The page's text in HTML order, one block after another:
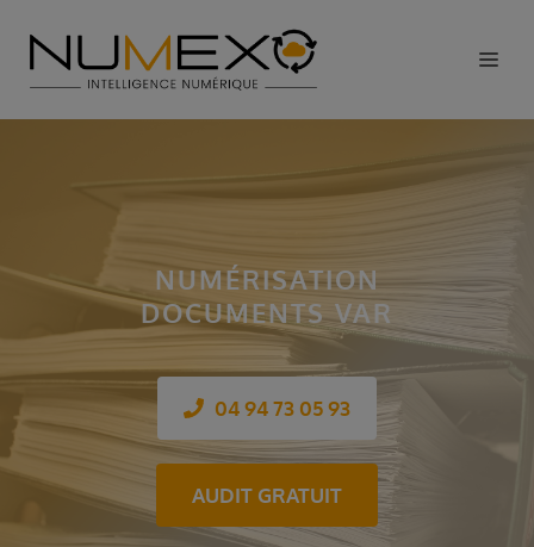
NUMÉRISATION
DOCUMENTS VAR
04 94 73 05 93
AUDIT GRATUIT